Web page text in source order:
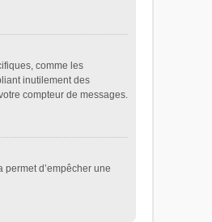
comme les
inutilement des
compteur de messages.
d’empêcher une